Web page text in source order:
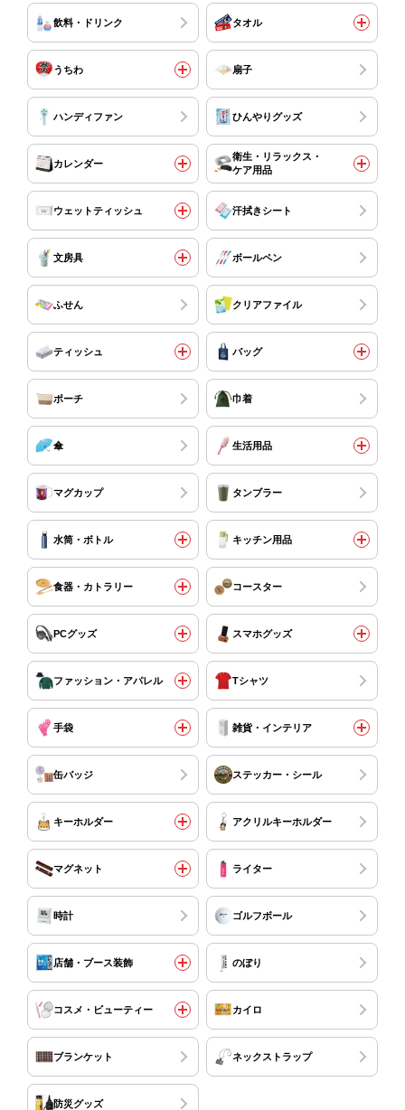
飲料・ドリンク タオル
うちわ 扇子
ハンディファン ひんやりグッズ
カレンダー
衛生・リラックス・
ケア用品
ウェットティッシュ 汗拭きシート
文房具 ボールペン
ふせん クリアファイル
ティッシュ バッグ
ポーチ 巾着
傘 生活用品
マグカップ タンブラー
水筒・ボトル キッチン用品
食器・カトラリー コースター
PCグッズ スマホグッズ
ファッション・アパレル Tシャツ
手袋 雑貨・インテリア
缶バッジ ステッカー・シール
キーホルダー アクリルキーホルダー
マグネット ライター
時計 ゴルフボール
店舗・ブース装飾 のぼり
コスメ・ビューティー カイロ
ブランケット ネックストラップ
防災グッズ